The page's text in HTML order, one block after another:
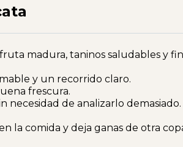
fruta madura, taninos saludables y
y un recorrido claro.
frescura.
necesidad de analizarlo demasiado.
la comida y deja ganas de otra